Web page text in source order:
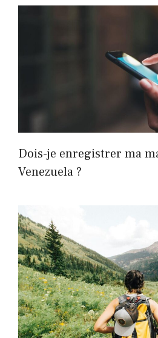
Dois-je enregistrer ma
Venezuela ?